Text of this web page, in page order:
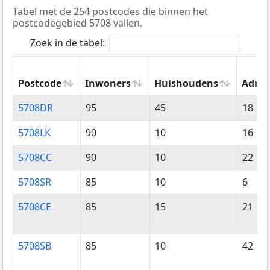
Tabel met de 254 postcodes die binnen het
postcodegebied 5708 vallen.
Zoek in de tabel:
Postcode Inwoners Huishoudens
Postcode
Inwoners Huishoudens
5708DR 95 45
18
5708LK
90 10
16
5708CC
90 10
22
5708SR
85 10
6
5708CE
85 15 21
5708SB 85 10 42